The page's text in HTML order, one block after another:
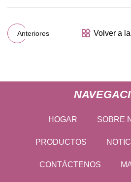
Anteriores Volver a
HOGAR SOBRE
PRODUCTOS
CONTÁCTENOS